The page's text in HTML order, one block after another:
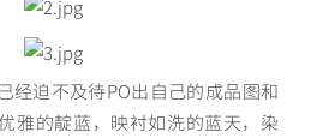
迫不及待PO出自己的成品图和
雅的靛蓝，映衬如洗的蓝天，染